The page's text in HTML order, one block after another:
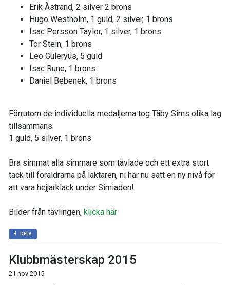
Erik Åstrand, 2 silver 2 brons
Hugo Westholm, 1 guld, 2 silver, 1 brons
Isac Persson Taylor, 1 silver, 1 brons
Tor Stein, 1 brons
Leo Güleryüs, 5 guld
Isac Rune, 1 brons
Daniel Bebenek, 1 brons
Förrutom de individuella medaljerna tog Täby Sims olika lag
tillsammans:
1 guld, 5 silver, 1 brons
Bra simmat alla simmare som tävlade och ett extra stort
tack till föräldrarna på läktaren, ni har nu satt en ny nivå för
att vara hejjarklack under Simiaden!
Bilder från tävlingen, klicka här
DELA
Klubbmästerskap 2015
21 nov 2015